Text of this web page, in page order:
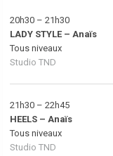
20h30 – 21h30
LADY STYLE – Anaïs
Tous niveaux
Studio TND
21h30 – 22h45
HEELS – Anaïs
Tous niveaux
Studio TND